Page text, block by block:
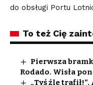
do obsługi Portu
To też Cię
Pierwsza
Rodado. Wisła
„Tyś źle